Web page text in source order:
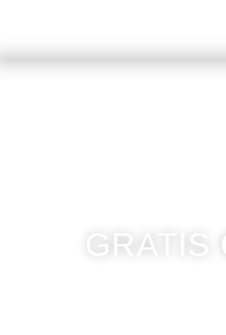
GRATIS